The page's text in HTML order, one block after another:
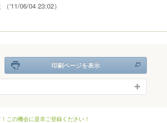
（'11/06/04 23:02）
印刷ページを表示
この機会に是非ご登録ください！